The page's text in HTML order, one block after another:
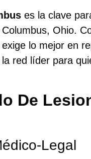
es la clave
Ohio.
lo mejor en
red líder para
De
Legal